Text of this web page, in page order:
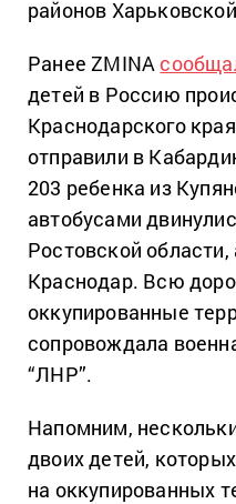
районов
Ранее ZMINA
детей в Россию
Краснодарского
отправили в
203 ребенка из
автобусами
Ростовской
Краснодар. Всю
оккупированные
сопровождала
“ЛНР”.
Напомним,
двоих детей,
на оккупированных